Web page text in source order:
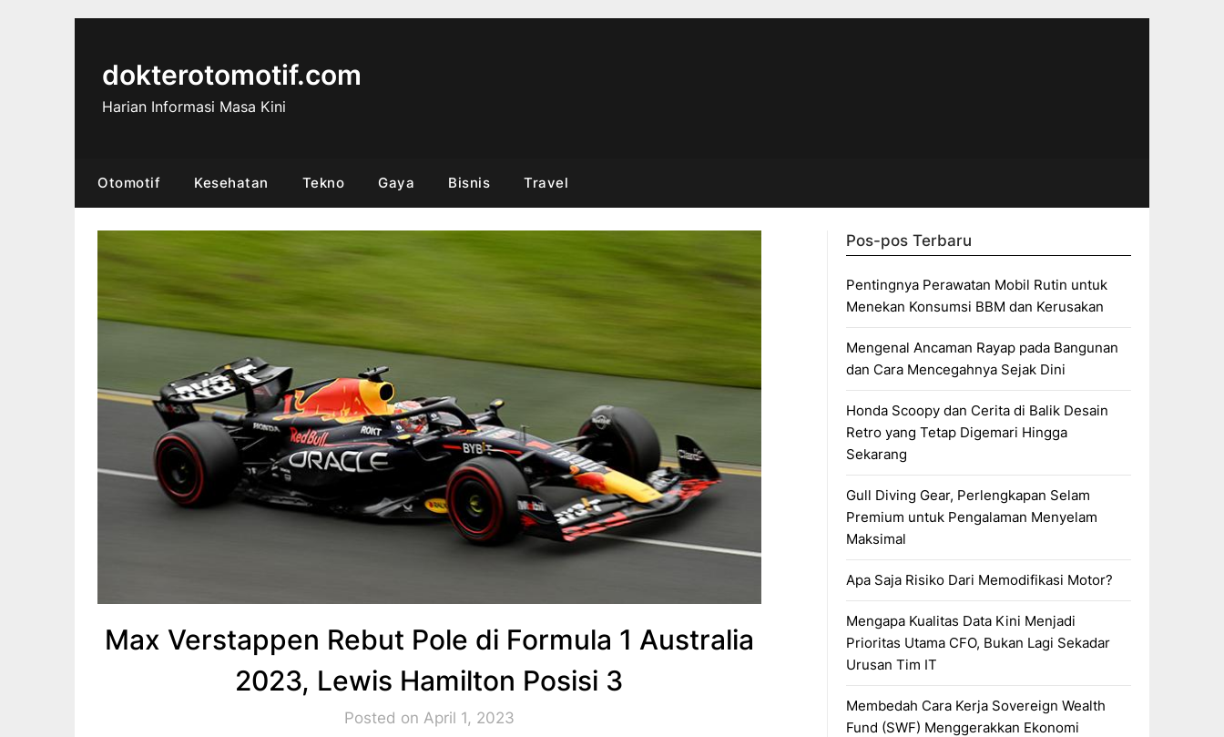
dokterotomotif.com
Harian Informasi Masa Kini
Otomotif Kesehatan Tekno Gaya Bisnis Travel
Max Verstappen Rebut Pole di Formula 1 Australia
2023, Lewis Hamilton Posisi 3
Posted on April 1, 2023
Pos-pos Terbaru
Pentingnya Perawatan Mobil Rutin untuk
Menekan Konsumsi BBM dan Kerusakan
Mengenal Ancaman Rayap pada Bangunan
dan Cara Mencegahnya Sejak Dini
Honda Scoopy dan Cerita di Balik Desain
Retro yang Tetap Digemari Hingga
Sekarang
Gull Diving Gear, Perlengkapan Selam
Premium untuk Pengalaman Menyelam
Maksimal
Apa Saja Risiko Dari Memodifikasi Motor?
Mengapa Kualitas Data Kini Menjadi
Prioritas Utama CFO, Bukan Lagi Sekadar
Urusan Tim IT
Membedah Cara Kerja Sovereign Wealth
Fund (SWF) Menggerakkan Ekonomi